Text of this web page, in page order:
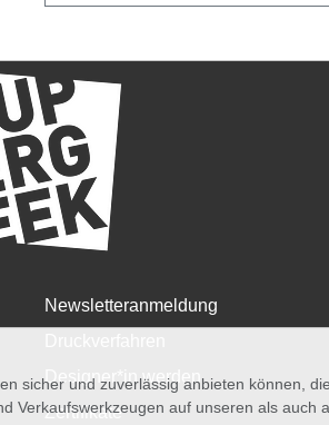
Newsletteranmeldung
Designer*in werden
Zertifikate
sicher und zuverlässig anbieten können,
auf unseren als auch